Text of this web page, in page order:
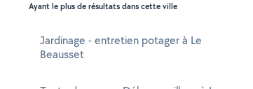
Ayant le plus de résultats dans cette ville
Jardinage - entretien potager à Le
Beausset